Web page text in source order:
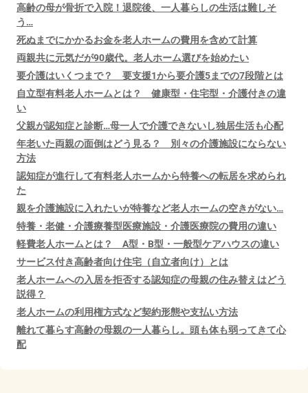
高齢の母が骨折で入院！退院後、一人暮らしの生活は難しそ
う…
死ぬまでにかかるお金を老人ホームの費用を含めて計算
両親共に元気だが90歳代。老人ホーム選びを始めたい
要介護はいくつまで？ 要支援1から要介護5までの7段階とは
自立型有料老人ホームとは？ 健康型・住宅型・介護付きの違
い
父親が認知症と診断…母一人で介護できないし独居生活も心配
年老いた両親の面倒はどう見る？ 別々の介護施設にならない
方法
認知症が進行して有料老人ホームから特養への転居を求められ
た
親を介護施設に入れたいが特養など老人ホームの空きがない…
特養・老健・介護療養型医療施設・介護医療院の費用の違い
軽費老人ホームとは？ A型・B型・一般型ケアハウスの違い
サービス付き高齢者向け住宅（自立者向け）とは
老人ホームへの入居を拒否する認知症の母親の住み替えはどう
説得？
老人ホームの利用権方式など契約形態や支払い方法
離れて暮らす高齢の母親の一人暮らし。頭も体も弱ってきて心
配